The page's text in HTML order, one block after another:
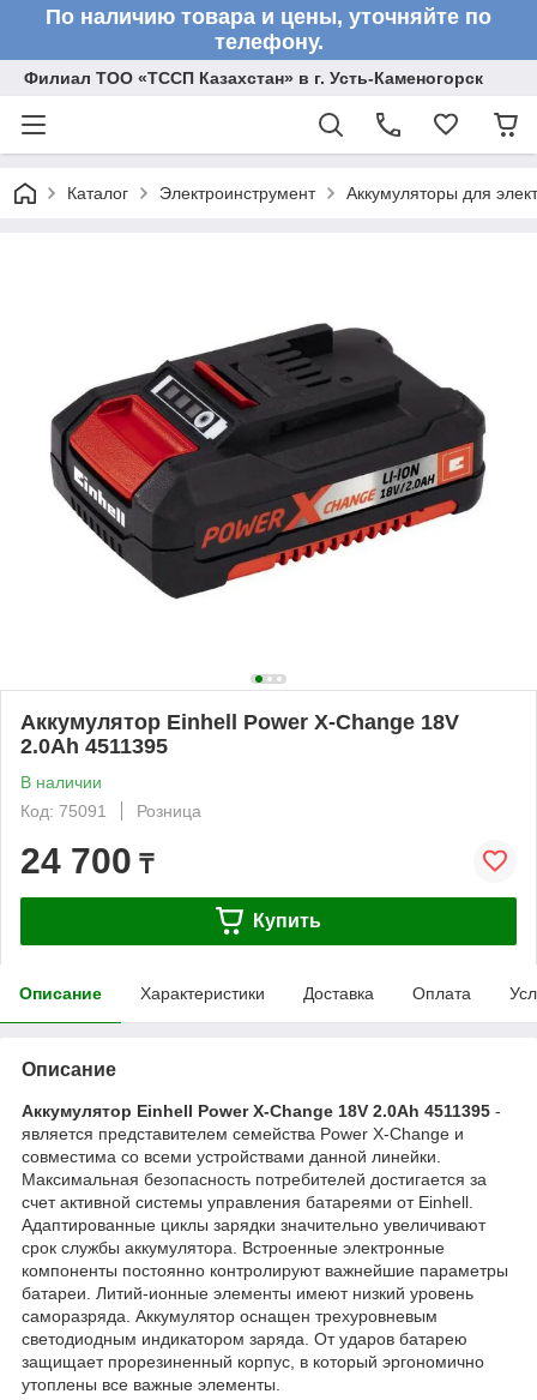
По наличию товара и цены, уточняйте по
телефону.
Филиал ТОО «ТССП Казахстан» в г. Усть-Каменогорск
Каталог Электроинструмент Аккумуляторы для
Аккумулятор Einhell Power X-Change 18V
2.0Ah 4511395
В наличии
Код: 75091
Розница
24 700 ₸
Купить
Описание Характеристики Доставка Оплата
Описание
Аккумулятор Einhell Power X-Change 18V 2.0Ah 4511395 -
является представителем семейства Power X-Change и
совместима со всеми устройствами данной линейки.
Максимальная безопасность потребителей достигается за
счет активной системы управления батареями от Einhell.
Адаптированные циклы зарядки значительно увеличивают
срок службы аккумулятора. Встроенные электронные
компоненты постоянно контролируют важнейшие параметры
батареи. Литий-ионные элементы имеют низкий уровень
саморазряда. Аккумулятор оснащен трехуровневым
светодиодным индикатором заряда. От ударов батарею
защищает прорезиненный корпус, в который эргономично
утоплены все важные элементы.